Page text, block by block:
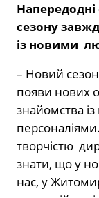
сезону
із новими
– Новий
появи нових
знайомства
творчістю
знати, що у
нас, у